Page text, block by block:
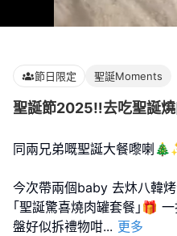
節日限定 聖誕Moments
聖誕節2025‼️去吃聖誕
同兩兄弟嘅聖誕大餐嚟喇
今次帶兩個baby 去炑八韓
｢聖誕驚喜燒肉罐套餐｣🎁
盤好似拆禮物咁... 更多